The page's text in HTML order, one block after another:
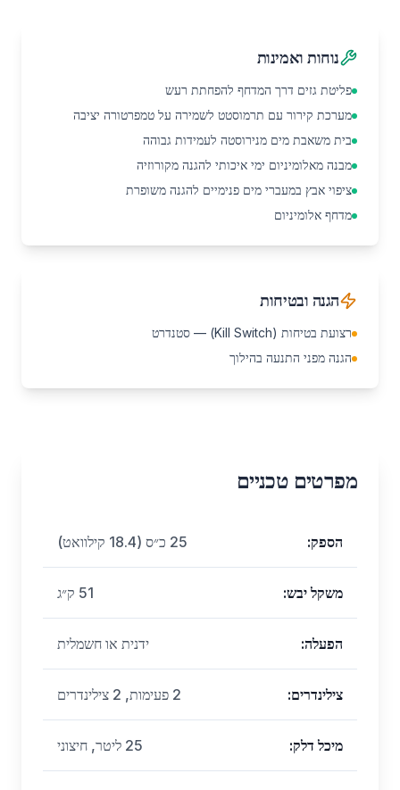
נוחות ואמינות
פליטת גזים דרך המדחף להפחתת רעש
מערכת קירור עם תרמוסטט לשמירה על טמפרטורה יציבה
בית משאבת מים מנירוסטה לעמידות גבוהה
מבנה מאלומיניום ימי איכותי להגנה מקורוזיה
ציפוי אבץ במעברי מים פנימיים להגנה משופרת
מדחף אלומיניום
הגנה ובטיחות
רצועת בטיחות (Kill Switch) — סטנדרט
הגנה מפני התנעה בהילוך
מפרטים טכניים
הספק: 25 כ״ס (18.4 קילוואט)
משקל יבש: 51 ק״ג
הפעלה: ידנית או חשמלית
צילינדרים: 2 פעימות, 2 צילינדרים
מיכל דלק: 25 ליטר, חיצוני